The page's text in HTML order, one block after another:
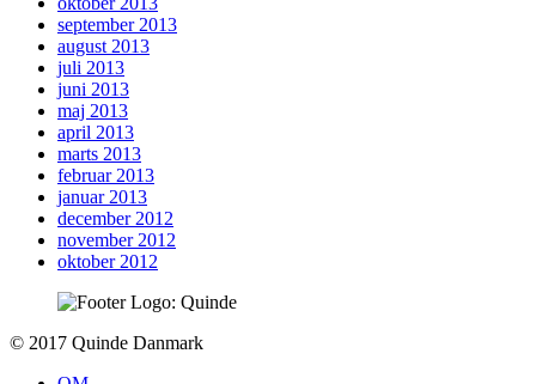
september 2013
august 2013
juli 2013
juni 2013
maj 2013
april 2013
marts 2013
februar 2013
januar 2013
december 2012
november 2012
oktober 2012
To
© 2017 Quinde Danmark